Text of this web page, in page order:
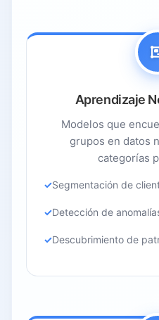
Aprendizaje
Modelos que
grupos en datos
categorías
Segmentación de
Detección de
Descubrimiento de